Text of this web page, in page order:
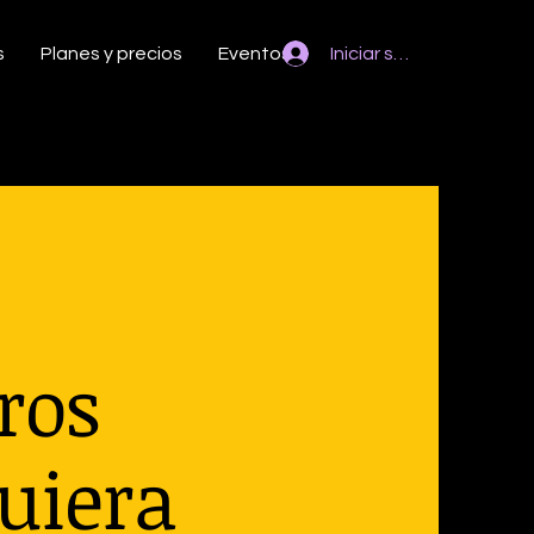
Planes y precios Eventos Iniciar sesión